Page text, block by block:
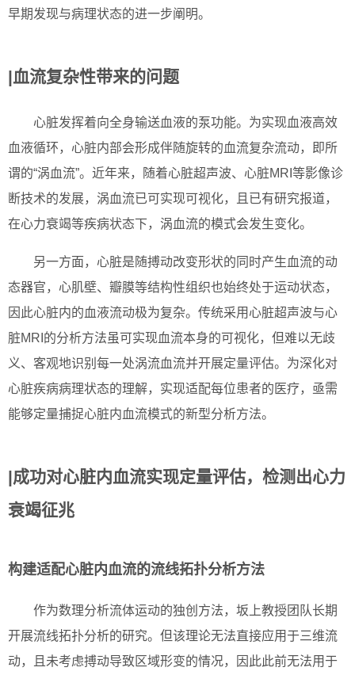
早期发现与病理状态的进一步阐明。
|血流复杂性带来的问题
心脏发挥着向全身输送血液的泵功能。为实现血液高效
血液循环，心脏内部会形成伴随旋转的血流复杂流动，即所
谓的“涡血流”。近年来，随着心脏超声波、心脏MRI等影像诊
断技术的发展，涡血流已可实现可视化，且已有研究报道，
在心力衰竭等疾病状态下，涡血流的模式会发生变化。
另一方面，心脏是随搏动改变形状的同时产生血流的动
态器官，心肌壁、瓣膜等结构性组织也始终处于运动状态，
因此心脏内的血液流动极为复杂。传统采用心脏超声波与心
脏MRI的分析方法虽可实现血流本身的可视化，但难以无歧
义、客观地识别每一处涡流血流并开展定量评估。为深化对
心脏疾病病理状态的理解，实现适配每位患者的医疗，亟需
能够定量捕捉心脏内血流模式的新型分析方法。
|成功对心脏内血流实现定量评估，检测出心力
衰竭征兆
构建适配心脏内血流的流线拓扑分析方法
作为数理分析流体运动的独创方法，坂上教授团队长期
开展流线拓扑分析的研究。但该理论无法直接应用于三维流
动，且未考虑搏动导致区域形变的情况，因此此前无法用于